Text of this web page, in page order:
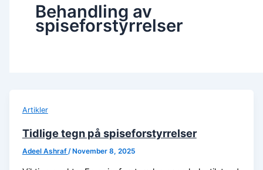
Behandling av
spiseforstyrrelser
Artikler
Tidlige tegn på spiseforstyrrelser
Adeel Ashraf /November 8, 2025